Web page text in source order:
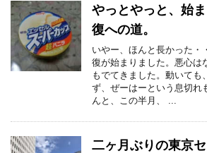
やっとやっと、始
復への道。
いやー、ほんと長かった・
復が始まりました。悪心は
もでてきました。動いても
ず、ぜーはーという息切れ
んと、この半月、 ...
二ヶ月ぶりの東京